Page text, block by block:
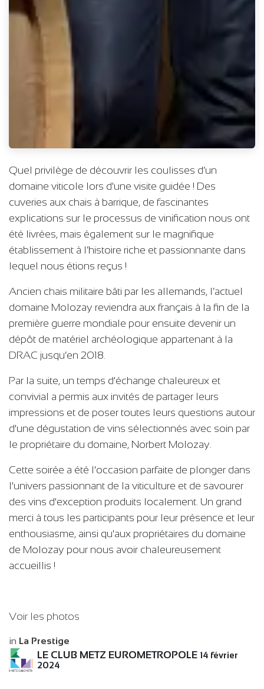
Quel privilège de découvrir les coulisses d’un
domaine viticole lors d'une visite guidée ! Des
cuveries aux chais à barrique, de fascinantes
explications sur le processus de vinification nous ont
été livrées, mais également sur le magnifique
établissement à l’histoire riche et passionnante dans
lequel nous étions reçus !
Ancien chais militaire bâti par les allemands, l’actuel
domaine Molozay reviendra aux français à la fin de la
première guerre mondiale pour ensuite devenir un
dépôt de matériel archéologique appartenant à la
DRAC jusqu’en 2018.
Par la suite, un temps d'échange chaleureux et
convivial a permis aux invités de partager leurs
impressions et de poser toutes leurs questions autour
d'une dégustation de vins sélectionnés avec soin par
le propriétaire du domaine, Norbert Molozay.
Cette soirée a été l'occasion parfaite de plonger dans
l'univers passionnant de la viticulture et de savourer
des vins d'exception produits localement. Un grand
merci à tous les participants pour leur présence et leur
enthousiasme, ainsi qu'aux propriétaires du domaine
de Molozay pour nous avoir chaleureusement
accueillis !
Voir les photos
in La Prestige
LE CLUB METZ EUROMETROPOLE 14 février
2024